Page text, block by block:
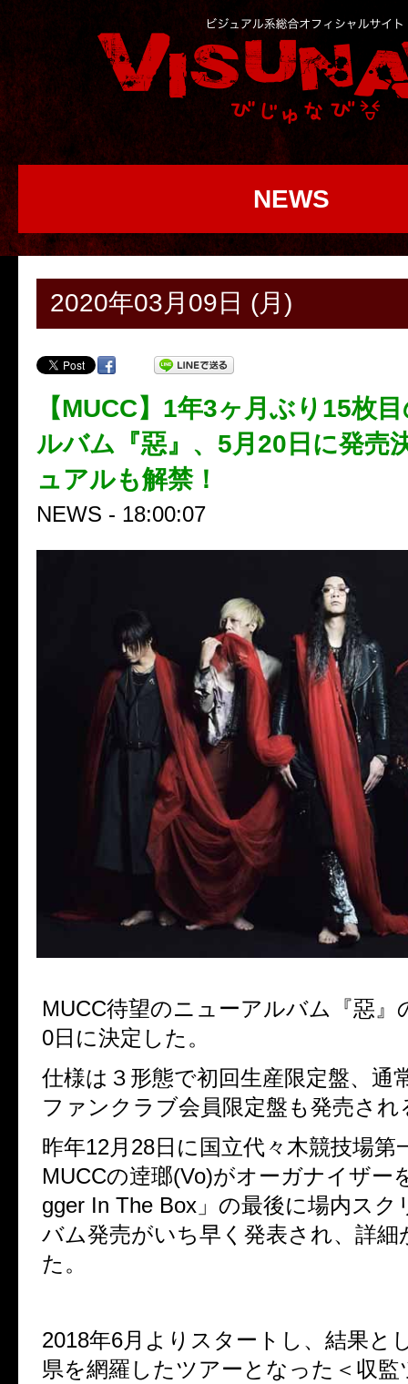
NEWS
2020年03月09日 (月)
【MUCC】1年3ヶ月ぶり15枚
ルバム『惡』、5月20日に発売
ュアルも解禁！
NEWS - 18:00:07
MUCC待望のニューアルバム『惡』
0日に決定した。
仕様は３形態で初回生産限定盤、通
ファンクラブ会員限定盤も発売され
昨年12月 28日に国立代々木競技場第
MUCCの逹瑯(Vo)がオーガナイザー
gger In The Box 」の最後に場内スク
バム発売がいち早く発表され、詳細
た。
2018年6月よりスタートし、結果と
県を網羅したツアーとなった＜収